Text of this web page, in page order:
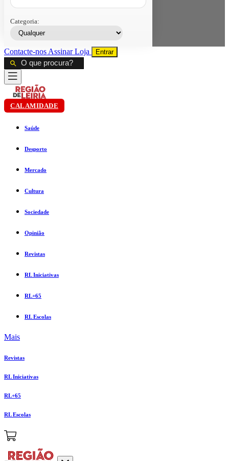
Categoria:
Contacte-nos AssinarLoja Entrar
CALAMIDADE
Saúde
Desporto
Mercado
Cultura
Sociedade
Opinião
Revistas
RL Iniciativas
RL+65
RL Escolas
Mais
Revistas
RL Iniciativas
RL+65
RL Escolas